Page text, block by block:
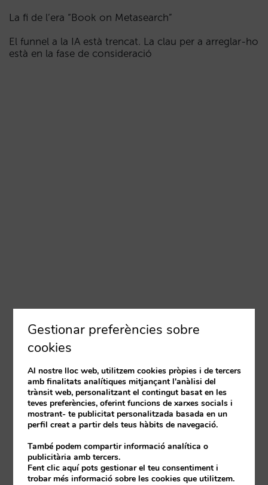
La fi de l’era “Book on Metasearch”
El funnel a la IA està trencat. La clau per a arreglar-ho
està en la fase de consideració
Gestionar preferències sobre
cookies
Al nostre lloc web, utilitzem cookies pròpies i de tercers
amb finalitats analítiques mitjançant l'anàlisi del
trànsit web, personalitzant el contingut basat en les
teves preferències, oferint funcions de xarxes socials i
mostrant- te publicitat personalitzada basada en un
perfil creat a partir dels teus hàbits de navegació.
També podem compartir informació analítica o
publicitària amb tercers.
Fent clic aquí pots gestionar el teu consentiment i
trobar més informació sobre les cookies que utilitzem.